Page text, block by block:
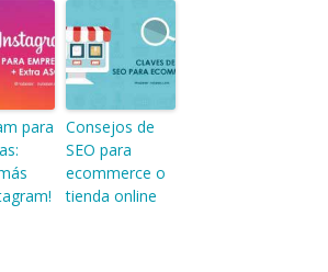
para
Consejos de
SEO para
ecommerce o
tienda online